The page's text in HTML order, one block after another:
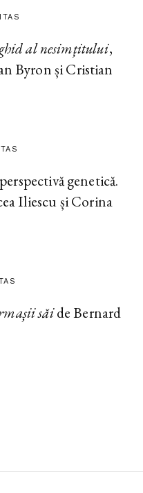
al nesimțitului,
Byron și Cristian
genetică.
Iliescu și Corina
săide Bernard